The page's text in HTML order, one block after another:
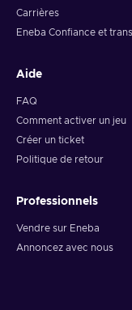
Carrières
Eneba Confiance et
Aide
FAQ
Comment activer un jeu
Créer un ticket
Politique de retour
Professionnels
Vendre sur Eneba
Annoncez avec nous